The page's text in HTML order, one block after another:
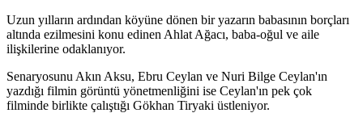
Uzun yılların ardından köyüne dönen bir yazarın babasının borçları
altında ezilmesini konu edinen Ahlat Ağacı, baba-oğul ve aile
ilişkilerine odaklanıyor.
Senaryosunu Akın Aksu, Ebru Ceylan ve Nuri Bilge Ceylan'ın
yazdığı filmin görüntü yönetmenliğini ise Ceylan'ın pek çok
filminde birlikte çalıştığı Gökhan Tiryaki üstleniyor.